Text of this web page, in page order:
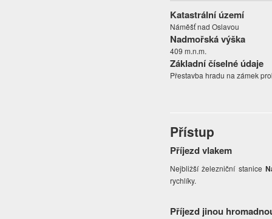
Katastrální území
Náměšť nad Oslavou
Nadmořská výška
409 m.n.m.
Základní číselné údaje
Přestavba hradu na zámek
Přístup
Příjezd vlakem
Nejbližší železniční stanice
rychlíky.
Příjezd jinou